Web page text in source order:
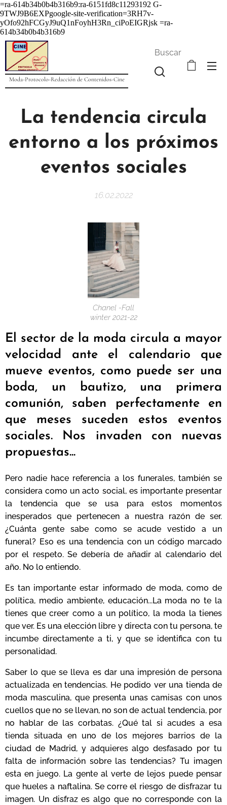
=ra-614b34b0b4b316b9:ra-6151fd8c11293192 G-
9TWJ9B6EXPgoogle-site-verification=3RH7v-
yOfo92hFCGyJ9uQ1nFoyhH3Rn_ciPoEIGRjsk =ra-
614b34b0b4b316b9
Moda-Protocolo-Redacción de Contenidos-Cine
Buscar
La tendencia circula
entorno a los próximos
eventos sociales
16.02.2022
Chanel -Fall
winter 2021-22
El sector de la moda circula a mayor
velocidad ante el calendario que
mueve eventos, como puede ser una
boda, un bautizo, una primera
comunión, saben perfectamente en
que meses suceden estos eventos
sociales. Nos invaden con nuevas
propuestas...
Pero nadie hace referencia a los funerales, también se
considera como un acto social, es importante presentar
la tendencia que se usa para estos momentos
inesperados que pertenecen a nuestra razón de ser.
¿Cuánta gente sabe como se acude vestido a un
funeral? Eso es una tendencia con un código marcado
por el respeto. Se debería de añadir al calendario del
año. No lo entiendo.
Es tan importante estar informado de moda, como de
política, medio ambiente, educación...La moda no te la
tienes que creer como a un político, la moda la tienes
que ver. Es una elección libre y directa con tu persona, te
incumbe directamente a ti, y que se identifica con tu
personalidad.
Saber lo que se lleva es dar una impresión de persona
actualizada en tendencias. He podido ver una tienda de
moda masculina, que presenta unas camisas con unos
cuellos que no se llevan, no son de actual tendencia, por
no hablar de las corbatas. ¿Qué tal si acudes a esa
tienda situada en uno de los mejores barrios de la
ciudad de Madrid, y adquieres algo desfasado por tu
falta de información sobre las tendencias? Tu imagen
esta en juego. La gente al verte de lejos puede pensar
que hueles a naftalina. Se corre el riesgo de disfrazar tu
imagen. Un disfraz es algo que no corresponde con la